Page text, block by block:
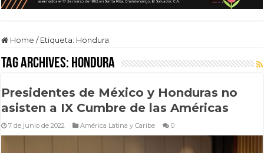
Home / Etiqueta: Hondura
Tag Archives: Hondura
Presidentes de México y Honduras no
asisten a IX Cumbre de las Américas
7 de junio de 2022 América Latina y Caribe 0